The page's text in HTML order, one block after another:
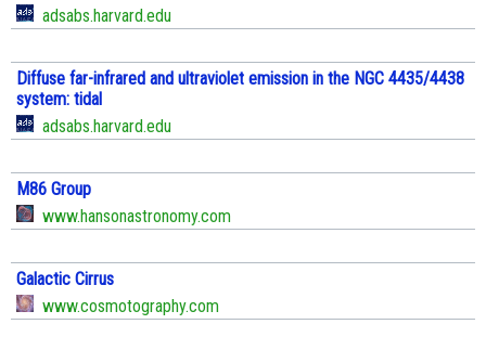
adsabs.harvard.edu
Diffuse far-infrared and ultraviolet emission in the NGC 4435/4438
system: tidal
adsabs.harvard.edu
M86 Group
www.hansonastronomy.com
Galactic Cirrus
www.cosmotography.com